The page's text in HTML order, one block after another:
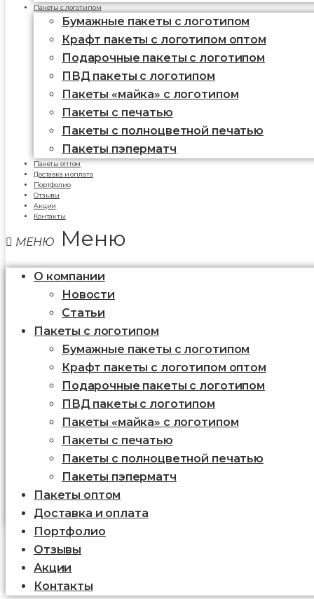
Пакеты с логотипом
Бумажные пакеты с логотипом
Крафт пакеты с логотипом оптом
Подарочные пакеты с логотипом
ПВД пакеты с логотипом
Пакеты «майка» с логотипом
Пакеты c печатью
Пакеты с полноцветной печатью
Пакеты пэперматч
Пакеты оптом
Доставка и оплата
Портфолио
Отзывы
Акции
Контакты
Меню
О компании
Новости
Статьи
Пакеты с логотипом
Бумажные пакеты с логотипом
Крафт пакеты с логотипом оптом
Подарочные пакеты с логотипом
ПВД пакеты с логотипом
Пакеты «майка» с логотипом
Пакеты c печатью
Пакеты с полноцветной печатью
Пакеты пэперматч
Пакеты оптом
Доставка и оплата
Портфолио
Отзывы
Акции
Контакты